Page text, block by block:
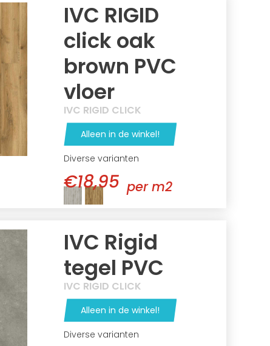
IVC RIGID
click oak
brown PVC
vloer
IVC RIGID CLICK
Alleen in de winkel!
Diverse varianten
€18,95 per m2
IVC Rigid
tegel PVC
IVC RIGID CLICK
Alleen in de winkel!
Diverse varianten